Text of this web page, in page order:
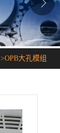
>OPB大孔模组